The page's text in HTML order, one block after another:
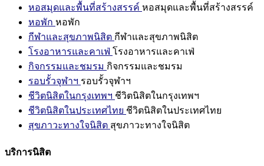
หอสมุดและพื้นที่สร้างสรรค์ หอสมุดและพื้นที่สร้างสรรค์
หอพัก หอพัก
กีฬาและสุขภาพนิสิต กีฬาและสุขภาพนิสิต
โรงอาหารและคาเฟ่ โรงอาหารและคาเฟ่
กิจกรรมและชมรม กิจกรรมและชมรม
รอบรั้วจุฬาฯ รอบรั้วจุฬาฯ
ชีวิตนิสิตในกรุงเทพฯ ชีวิตนิสิตในกรุงเทพฯ
ชีวิตนิสิตในประเทศไทย ชีวิตนิสิตในประเทศไทย
สุขภาวะทางใจนิสิต สุขภาวะทางใจนิสิต
บริการนิสิต